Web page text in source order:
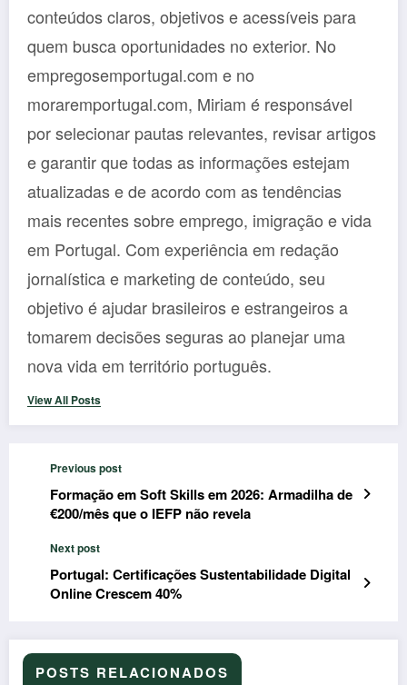
conteúdos claros, objetivos e acessíveis para
quem busca oportunidades no exterior. No
empregosemportugal.com e no
moraremportugal.com, Miriam é responsável
por selecionar pautas relevantes, revisar artigos
e garantir que todas as informações estejam
atualizadas e de acordo com as tendências
mais recentes sobre emprego, imigração e vida
em Portugal. Com experiência em redação
jornalística e marketing de conteúdo, seu
objetivo é ajudar brasileiros e estrangeiros a
tomarem decisões seguras ao planejar uma
nova vida em território português.
View All Posts
Previous post
Formação em Soft Skills em 2026: Armadilha de
€200/mês que o IEFP não revela
Next post
Portugal: Certificações Sustentabilidade Digital
Online Crescem 40%
POSTS RELACIONADOS